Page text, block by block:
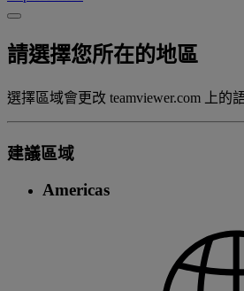
請選擇您所在的地區
選擇區域會更改 teamviewer.com 上的
建議區域
Americas